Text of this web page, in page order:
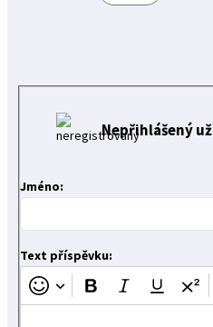
Nepřihlášený
Jméno:
Text příspěvku: